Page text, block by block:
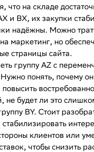
что на складе
и BX, их закупки
надёжны. Можно
маркетинг, но
страницы сайта.
группу AZ с
понять, почему
не будет ли это
BY. Стоит
клиентов или
чтобы снизить